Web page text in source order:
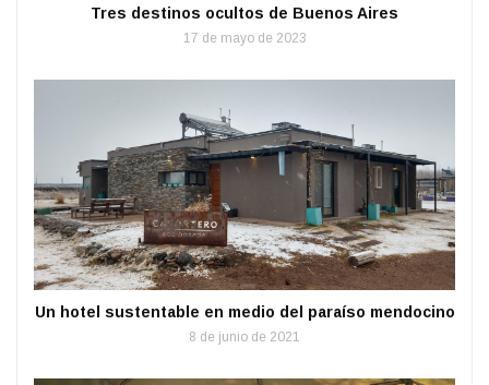
Tres destinos ocultos de Buenos Aires
17 de mayo de 2023
Un hotel sustentable en medio del paraíso mendocino
8 de junio de 2021